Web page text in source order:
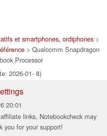
et smartphones, ordiphones >
> Qualcomm Snapdragon
Processor
2026-01- 8)
20:01
links, Notebookcheck may
you for your support!